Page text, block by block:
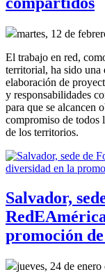
martes, 12 de
El trabajo en red,
territorial, ha sido una
elaboración de
y responsabilidades
para que se alcancen
compromiso de todos
de los territorios.
Salvador,
promoción
jueves, 24 de enero